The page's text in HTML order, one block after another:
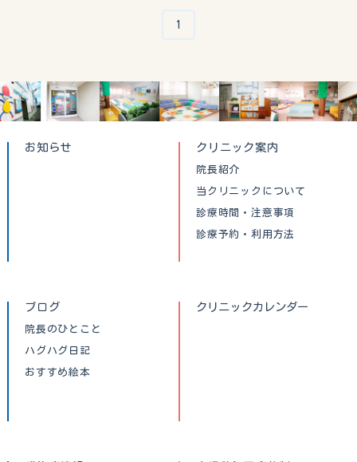
1
お知らせ クリニック案内
院長紹介
当クリニックについて
診療時間・注意事項
診療予約・利用方法
ブログ
院長のひとこと
ハグハグ日記
おすすめ絵本
クリニックカレンダー